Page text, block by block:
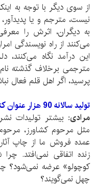
نیست، مترجم و یا
به دیگران، اثرش را
می‌کنند از راه نویسندگی
این درآمد نگاه می‌کنند،
مترجمی برخلاف گذشته
پرسید، اگر اهل قلم فعال
تولید سالانه 90 هزار عنوان کتاب قابل قبول نیست
مرادی: بیشتر تولیدات
مثل مرحوم کشاورز،
عمده فروش ما از چاپ
زنده اتفاقی نمی‌افتد.
کوچولو» عرضه نمی‌شود؟
چهل نمی‌گویند؟